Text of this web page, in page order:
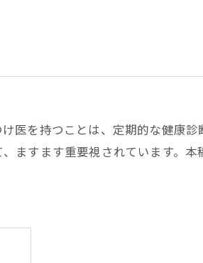
医を持つことは、定期的な健康診
ますます重要視されています。本